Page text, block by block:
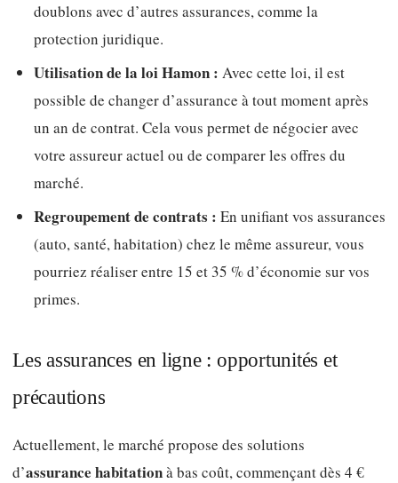
doublons avec d’autres assurances, comme la
protection juridique.
Utilisation de la loi Hamon : Avec cette loi, il est
possible de changer d’assurance à tout moment après
un an de contrat. Cela vous permet de négocier avec
votre assureur actuel ou de comparer les offres du
marché.
Regroupement de contrats : En unifiant vos assurances
(auto, santé, habitation) chez le même assureur, vous
pourriez réaliser entre 15 et 35 % d’économie sur vos
primes.
Les assurances en ligne : opportunités et
précautions
Actuellement, le marché propose des solutions
d’assurance habitationà bas coût, commençant dès 4 €